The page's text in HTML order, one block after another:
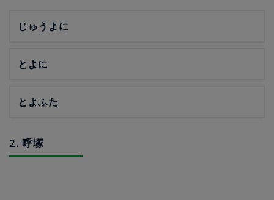
じゅうよに
とよに
とよふた
2. 呼塚